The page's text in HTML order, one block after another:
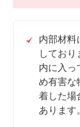
内部材料
してお
内に入っ
め有害な
着した場
あります